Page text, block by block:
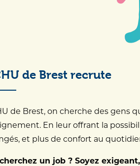
de Brest recrute
de Brest, on cherche des gens
En leur offrant la
et plus de confort au
un job ? Soyez